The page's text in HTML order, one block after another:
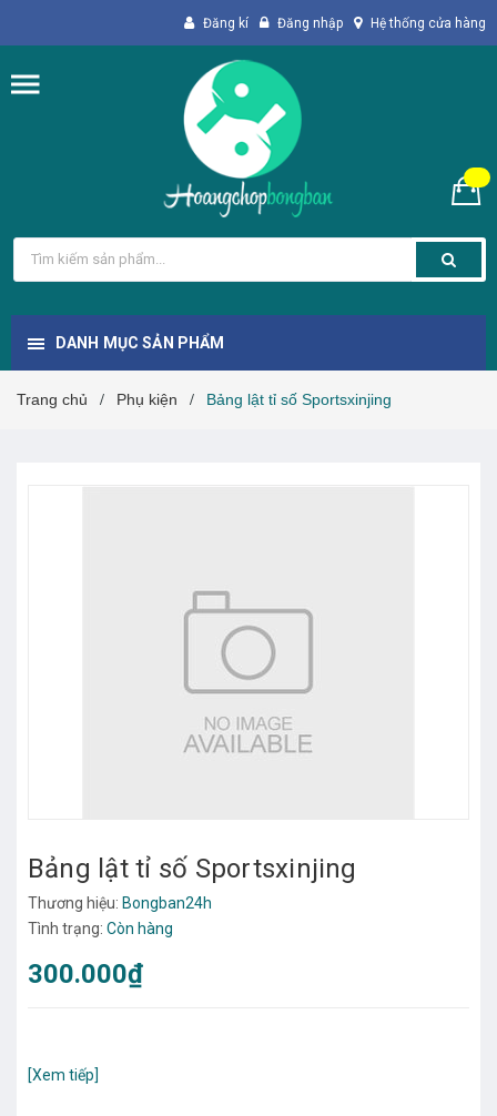
Đăng kí Đăng nhập Hệ thống cửa hàng
DANH MỤC SẢN PHẨM
Trang chủ / Phụ kiện / Bảng lật tỉ số Sportsxinjing
Bảng lật tỉ số Sportsxinjing
Thương hiệu: Bongban24h
Tình trạng: Còn hàng
300.000₫
[Xem tiếp]